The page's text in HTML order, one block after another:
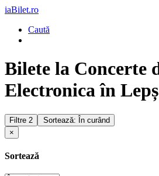
iaBilet.ro
Caută
Bilete la Concerte
Electronica în
Filtre 2
Sortează: În curând
×
Sortează